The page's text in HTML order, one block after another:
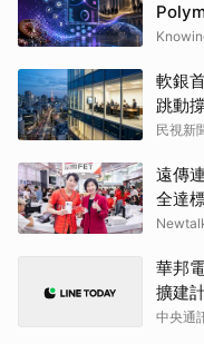
軟銀
跳動
民視新
遠傳
全達
華邦
擴建
中央通